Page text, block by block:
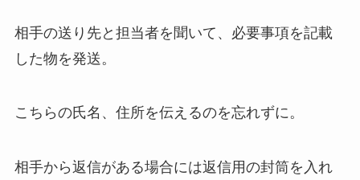
相手の送り先と担当者を聞いて、必要事項を記載
した物を発送。
こちらの氏名、住所を伝えるのを忘れずに。
相手から返信がある場合には返信用の封筒を入れ